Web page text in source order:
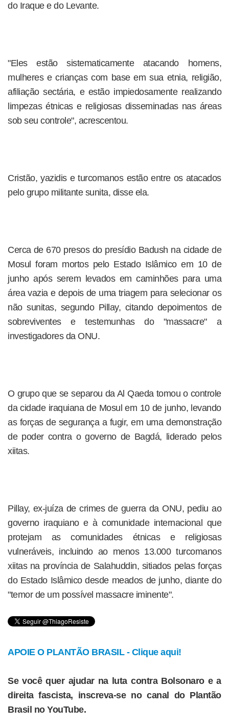
do Iraque e do Levante.
"Eles estão sistematicamente atacando homens,
mulheres e crianças com base em sua etnia, religião,
afiliação sectária, e estão impiedosamente realizando
limpezas étnicas e religiosas disseminadas nas áreas
sob seu controle", acrescentou.
Cristão, yazidis e turcomanos estão entre os atacados
pelo grupo militante sunita, disse ela.
Cerca de 670 presos do presídio Badush na cidade de
Mosul foram mortos pelo Estado Islâmico em 10 de
junho após serem levados em caminhões para uma
área vazia e depois de uma triagem para selecionar os
não sunitas, segundo Pillay, citando depoimentos de
sobreviventes e testemunhas do "massacre" a
investigadores da ONU.
O grupo que se separou da Al Qaeda tomou o controle
da cidade iraquiana de Mosul em 10 de junho, levando
as forças de segurança a fugir, em uma demonstração
de poder contra o governo de Bagdá, liderado pelos
xiitas.
Pillay, ex-juíza de crimes de guerra da ONU, pediu ao
governo iraquiano e à comunidade internacional que
protejam as comunidades étnicas e religiosas
vulneráveis, incluindo ao menos 13.000 turcomanos
xiitas na província de Salahuddin, sitiados pelas forças
do Estado Islâmico desde meados de junho, diante do
"temor de um possível massacre iminente".
APOIE O PLANTÃO BRASIL - Clique aqui!
Se você quer ajudar na luta contra Bolsonaro e a
direita fascista, inscreva-se no canal do Plantão
Brasil no YouTube.